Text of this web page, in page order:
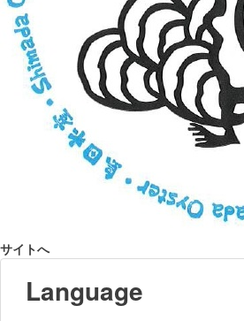
サイトへ
Language